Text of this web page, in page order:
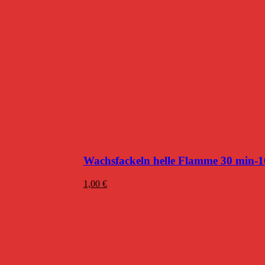
Wachsfackeln helle Flamme 30 min-
1,00 €